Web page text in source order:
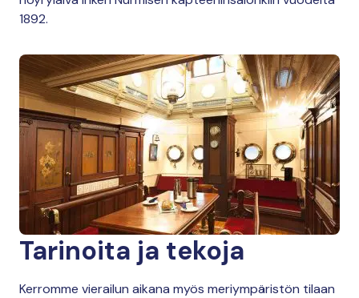
1892.
Tarinoita ja tekoja
Kerromme vierailun aikana myös meriympäristön tilaan